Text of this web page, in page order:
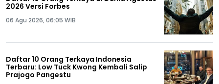
2026 Versi Forbes
06 Agu 2026, 06:05 WIB
Daftar 10 Orang Terkaya Indonesia
Terbaru: Low Tuck Kwong Kembali Salip
Prajogo Pangestu